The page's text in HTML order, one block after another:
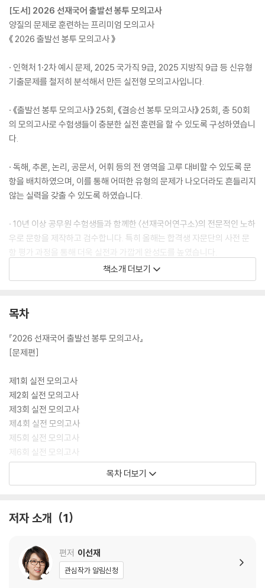
[도서] 2026 선재국어 출발선 봉투 모의고사
양질의 문제로 훈련하는 프리미엄 모의고사
《 2026 출발선 봉투 모의고사 》
· 인혁처 1·2차 예시 문제, 2025 국가직 9급, 2025 지방직 9급 등 신유형
기출문제를 철저히 분석해서 만든 실전형 모의고사입니다.
· 《출발선 봉투 모의고사》 25회, 《결승선 봉투 모의고사》 25회, 총 50회
의 모의고사로 수험생들이 충분한 실전 훈련을 할 수 있도록 구성하였습니
다.
· 독해, 추론, 논리, 공문서, 어휘 등의 전 영역을 고루 대비할 수 있도록 문
항을 배치하였으며, 이를 통해 어떠한 유형의 문제가 나오더라도 흔들리지
않는 실력을 갖출 수 있도록 하였습니다.
· 10년 이상 공무원 수험생들과 함께한 〈선재국어연구소〉의 전문적인 노하
우로 문항을 제작하고 검수합니다. 특히 올해는 합격생 자문단의 사전 문
항 평가 과정을 통해 더욱 실전과 가깝게 완성도를 높였습니다.
[도서] 2026 선재국어 결승선 봉투 모의고사
《 2026 결승선 봉투 모의고사 》
· 인혁처 1·2차 예시 문제, 2025 국가직 9급, 2025 지방직 9급 등 신유형
기출문제를 철저히 분석해서 만든 실전형 모의고사입니다.
· 《출발선 봉투 모의고사》 25회, 《결승선 봉투 모의고사》 25회, 총 50회
의 모의고사로 수험생들이 충분한 실전 훈련을 할 수 있도록 구성하였습니
다.
· 독해, 추론, 논리, 공문서, 어휘 등의 전 영역을 고루 대비할 수 있도록 문
항을 배치하였으며, 이를 통해 어떠한 유형의 문제가 나오더라도 흔들리지
않는 실력을 갖출 수 있도록 하였습니다.
항 평가 과정을 통해 더욱 실전과 가깝게 완성도를 높였습니다.
[도서] 2026 선재국어 최우선 봉투 모의고사 : 9급 지방직 공무원 대비
양질의 문제로 훈련하는 프리미엄 모의고사
『 2026 최우선 봉투 모의고사 』
책소개 더보기
목차
『2026 선재국어 출발선 봉투 모의고사』
[문제편]
제1회 실전 모의고사
제2회 실전 모의고사
제3회 실전 모의고사
제4회 실전 모의고사
제5회 실전 모의고사
제6회 실전 모의고사
제7회 실전 모의고사
제11회 실전 모의고사
제13회 실전 모의고사
제14회 실전 모의고사
제15회 실전 모의고사
목차 더보기
저자 소개 1
편저 이선재
관심작가 알림신청